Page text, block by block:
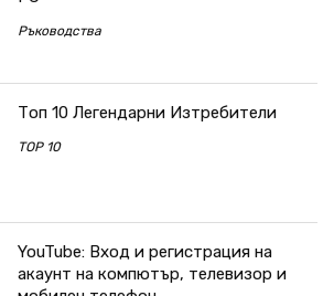
Ръководства
Топ 10 Легендарни Изтребители
TOP 10
YouTube: Вход и регистрация на
акаунт на компютър, телевизор и